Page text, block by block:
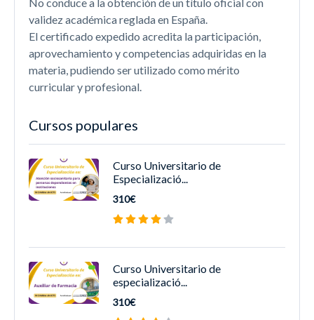
validez académica reglada en España.
El certificado expedido acredita la participación,
aprovechamiento y competencias adquiridas en la
materia, pudiendo ser utilizado como mérito
curricular y profesional.
Cursos populares
Curso Universitario de
Especializació...
310€
Curso Universitario de
especializació...
310€